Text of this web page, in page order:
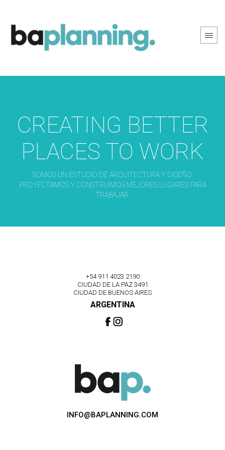
CREATING BETTER
PLACES TO WORK
SOMOS UN ESTUDIO DE ARQUITECTURA Y DISEÑO.
PROYECTAMOS Y CONSTRUÍMOS MEJORES LUGARES PARA
TRABAJAR.
+54 911 4023 2190
CIUDAD DE LA PAZ 3491
CIUDAD DE BUENOS AIRES
ARGENTINA
INFO@BAPLANNING.COM